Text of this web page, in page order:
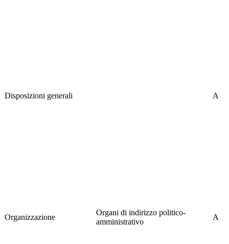
Disposizioni generali A
Organizzazione
Organi di indirizzo politico-
amministrativo
A